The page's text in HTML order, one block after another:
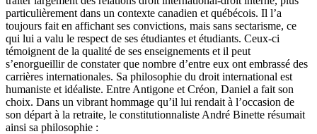
particulièrement dans un contexte canadien et québécois. Il l’a
toujours fait en affichant ses convictions, mais sans sectarisme, ce
qui lui a valu le respect de ses étudiantes et étudiants. Ceux-ci
témoignent de la qualité de ses enseignements et il peut
s’enorgueillir de constater que nombre d’entre eux ont embrassé des
carrières internationales. Sa philosophie du droit international est
humaniste et idéaliste. Entre Antigone et Créon, Daniel a fait son
choix. Dans un vibrant hommage qu’il lui rendait à l’occasion de
son départ à la retraite, le constitutionnaliste André Binette résumait
ainsi sa philosophie :